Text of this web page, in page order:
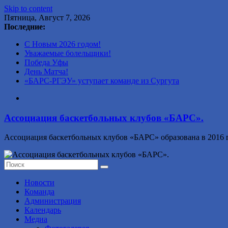
Skip to content
Пятница, Август 7, 2026
Последние:
С Новым 2026 годом!
Уважаемые болельщики!
Победа Уфы
День Матча!
«БАРС-РГЭУ» уступает команде из Сургута
Ассоциация баскетбольных клубов «БАРС».
Ассоциация баскетбольных клубов «БАРС» образована в 2016
Новости
Команда
Администрация
Календарь
Медиа